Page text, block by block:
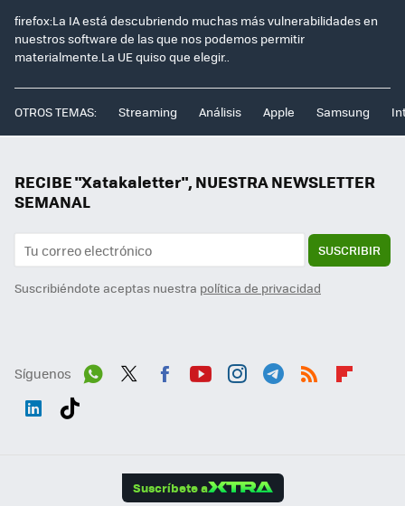
firefox:La IA está descubriendo muchas más vulnerabilidades en
nuestros software de las que nos podemos permitir
materialmente.La UE quiso que elegir..
OTROS TEMAS: Streaming Análisis Apple Samsung
RECIBE "Xatakaletter", NUESTRA NEWSLETTER
SEMANAL
SUSCRIBIR
Suscribiéndote aceptas nuestra política de privacidad
Síguenos
Suscríbete a